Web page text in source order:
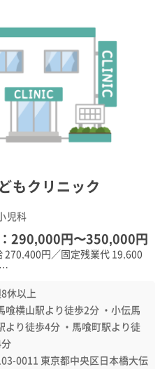
もクリニック
児科
290,000円〜350,000円
270,400円／固定残業代 19,600
休以上
喰横山駅より徒歩2分 ・小伝馬
より徒歩4分 ・馬喰町駅より徒
0011 東京都中央区日本橋大伝